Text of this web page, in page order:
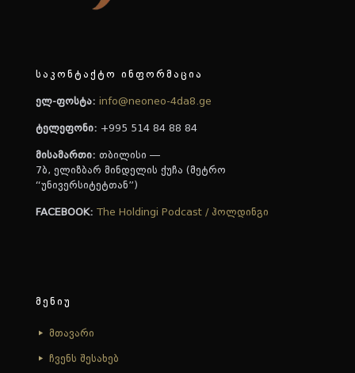
საკონტაქტო ინფორმაცია
ელ-ფოსტა: info@neoneo-4da8.ge
ტელეფონი: +995 514 84 88 84
მისამართი: თბილისი —
7ბ, ელიზბარ მინდელის ქუჩა (მეტრო
“უნივერსიტეტთან”)
FACEBOOK: The Holdingi Podcast / ჰოლდინგი
მენიუ
მთავარი
ჩვენს შესახებ